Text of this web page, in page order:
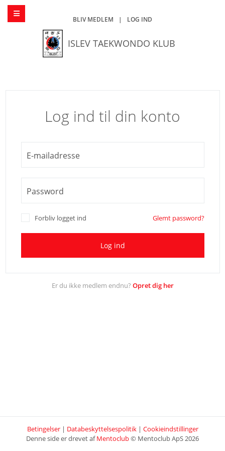
BLIV MEDLEM | LOG IND
ISLEV TAEKWONDO KLUB
Log ind til din konto
E-mailadresse
Password
Forbliv logget ind Glemt password?
Log ind
Er du ikke medlem endnu? Opret dig her
Betingelser | Databeskyttelsespolitik | Cookieindstillinger
Denne side er drevet afMentoclub© Mentoclub ApS 2026